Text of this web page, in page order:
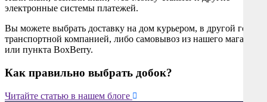
электронные системы платежей.
Вы можете выбрать доставку на дом курьером, в другой город
транспортной компанией, либо самовывоз из нашего магазина
или пункта BoxBerry.
Как правильно выбрать добок?
Читайте статью в нашем блоге 